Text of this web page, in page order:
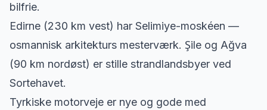
bilfrie.
Edirne (230 km vest) har Selimiye-moskéen —
osmannisk arkitekturs mesterværk. Şile og Ağva
(90 km nordøst) er stille strandlandsbyer ved
Sortehavet.
Tyrkiske motorveje er nye og gode med